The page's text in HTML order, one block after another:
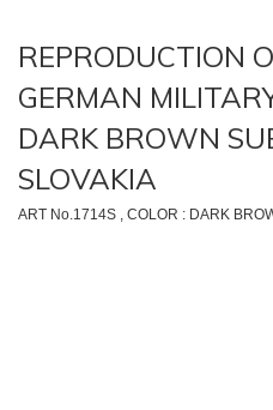
REPRODUCTION
GERMAN
DARK BROWN
SLOVAKIA
ART No.1714S , COLOR : DARK